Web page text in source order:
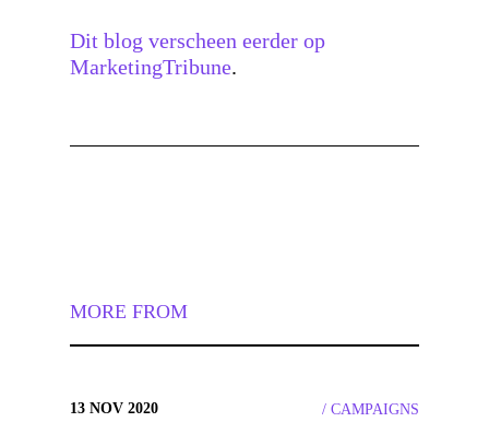
Dit blog verscheen eerder op
MarketingTribune.
MORE FROM
13 NOV 2020 CAMPAIGNS